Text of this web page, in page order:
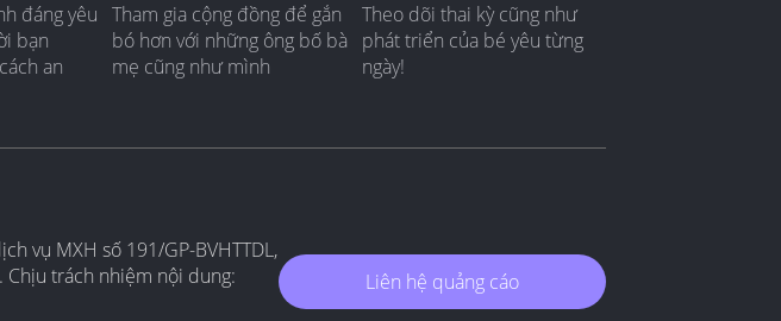
đáng yêu
bạn
an
Tham gia cộng đồng để gắn
bó hơn với những ông bố bà
mẹ cũng như mình
Theo dõi thai kỳ cũng như
phát triển của bé yêu từng
ngày!
vụ MXH số 191/GP-BVHTTDL,
Chịu trách nhiệm nội dung:
Liên hệ quảng cáo